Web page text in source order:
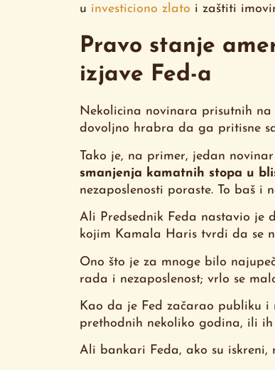
u investiciono zlato i zaštiti
Pravo stanje
izjave Fed-a
Nekolicina novinara prisutnih
dovoljno hrabra da ga pritisne
Tako je, na primer, jedan
smanjenja kamatnih stopa u
nezaposlenosti poraste. To baš i
Ali Predsednik Feda nastavio je
kojim Kamala Haris tvrdi da se
Ono što je za mnoge bilo
rada i nezaposlenost; vrlo se
Kao da je Fed začarao publiku i
prethodnih nekoliko godina, ili
Ali bankari Feda, ako su iskreni,